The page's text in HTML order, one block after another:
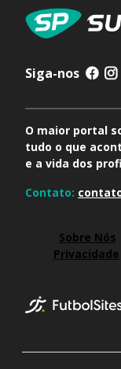
Siga-nos
O maior portal
tudo o que
e a vida dos
Contato:
Sobre Nós
Privacidade